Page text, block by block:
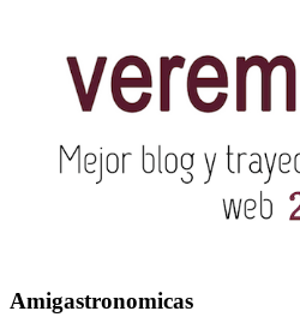
Amigastronomicas